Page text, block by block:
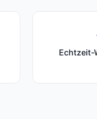
Echtzeit-